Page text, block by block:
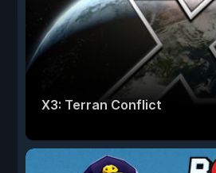
X3: Terran Conflict